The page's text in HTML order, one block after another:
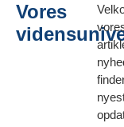
Vores